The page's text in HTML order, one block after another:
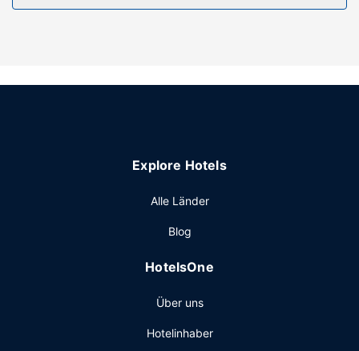
Einrichtungen profitieren: Fitnessmöglichkeiten und
Sonstige Einrichtungen
Zum Angebot gehören ein Businesscenter, ein Express-
Explore Hotels
Alle Länder
Blog
HotelsOne
Über uns
Hotelinhaber